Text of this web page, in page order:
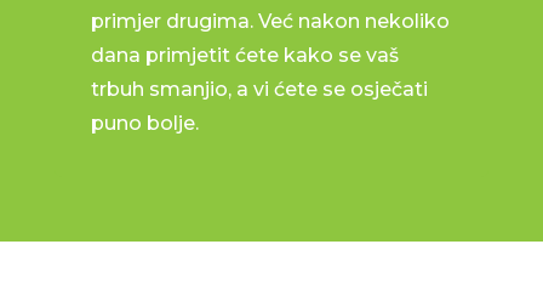
primjer drugima. Već nakon nekoliko
dana primjetit ćete kako se vaš
trbuh smanjio, a vi ćete se osječati
puno bolje.